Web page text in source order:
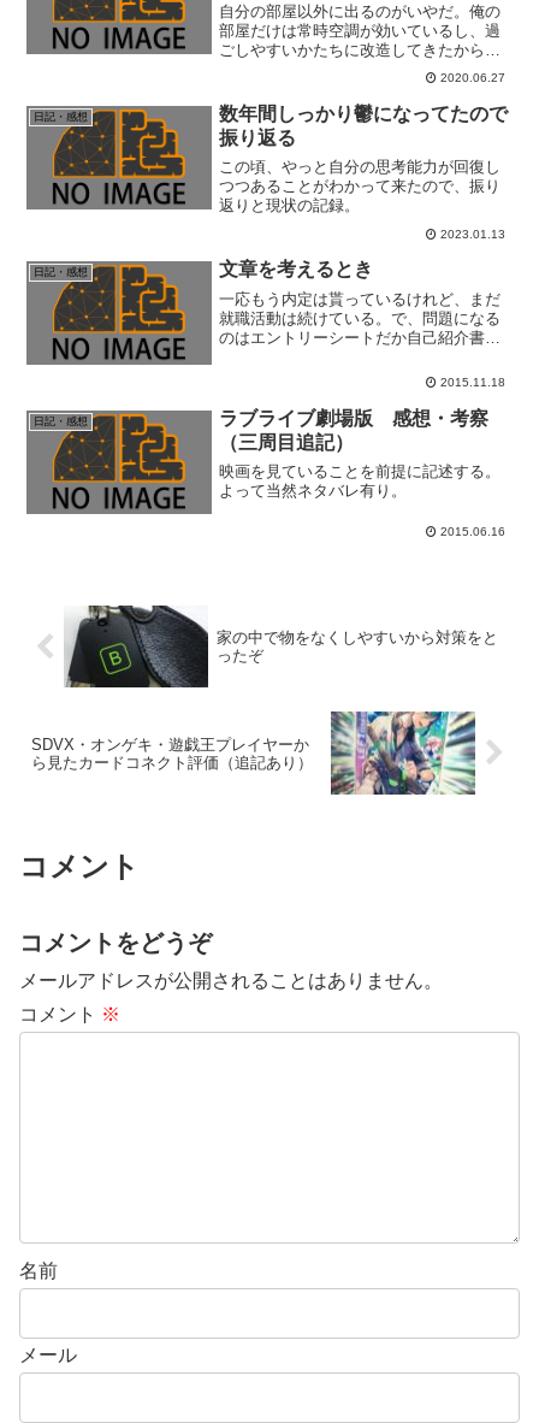
自分の部屋以外に出るのがいやだ。俺の
部屋だけは常時空調が効いているし、過
ごしやすいかたちに改造してきたから当
たり前なんだが。つまり元は過ごしにく
2020.06.27
日記・感想
数年間しっかり鬱になってたので
振り返る
この頃、やっと自分の思考能力が回復し
つつあることがわかって来たので、振り
返りと現状の記録。
2023.01.13
日記・感想 文章を考えるとき
一応もう内定は貰っているけれど、まだ
就職活動は続けている。で、問題になる
のはエントリーシートだか自己紹介書だ
でウンウン唸っていても出てこないもの
原稿用紙PDFを探し...
2015.11.18
日記・感想
ラブライブ劇場版 感想・考察
（三周目追記）
映画を見ていることを前提に記述する。
よって当然ネタバレ有り。
2015.06.16
家の中で物をなくしやすいから対策をと
ったぞ
SDVX・オンゲキ・遊戯王プレイヤーか
ら見たカードコネクト評価（追記あり）
コメント
コメントをどうぞ
メールアドレスが公開されることはありません。
コメント ※
名前
メール